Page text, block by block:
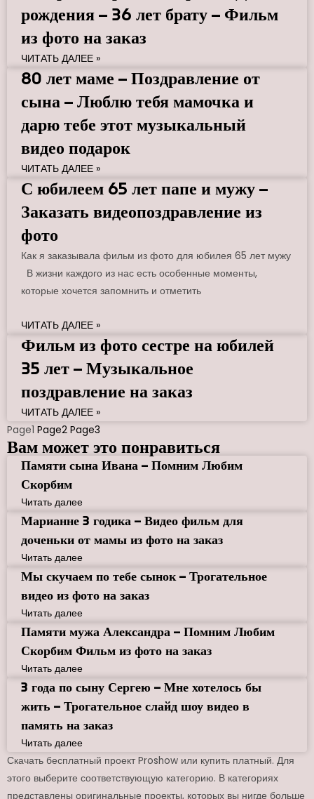
рождения – 36 лет брату – Фильм
из фото на заказ
ЧИТАТЬ ДАЛЕЕ »
80 лет маме – Поздравление от
сына – Люблю тебя мамочка и
дарю тебе этот музыкальный
видео подарок
ЧИТАТЬ ДАЛЕЕ »
С юбилеем 65 лет папе и мужу –
Заказать видеопоздравление из
фото
Как я заказывала фильм из фото для юбилея 65 лет мужу
В жизни каждого из нас есть особенные моменты,
которые хочется запомнить и отметить
ЧИТАТЬ ДАЛЕЕ »
Фильм из фото сестре на юбилей
35 лет – Музыкальное
поздравление на заказ
ЧИТАТЬ ДАЛЕЕ »
Page1 Page2 Page3
Вам может это понравиться
Памяти сына Ивана – Помним Любим
Скорбим
Читать далее
Марианне 3 годика – Видео фильм для
доченьки от мамы из фото на заказ
Читать далее
Мы скучаем по тебе сынок – Трогательное
видео из фото на заказ
Читать далее
Памяти мужа Александра – Помним Любим
Скорбим Фильм из фото на заказ
Читать далее
3 года по сыну Сергею – Мне хотелось бы
жить – Трогательное слайд шоу видео в
память на заказ
Читать далее
Скачать бесплатный проект Proshow или купить платный. Для
этого выберите соответствующую категорию. В категориях
представлены оригинальные проекты, которых вы нигде больше